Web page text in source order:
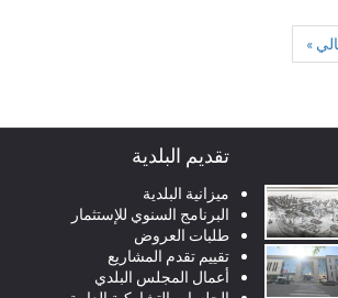
»
تقديم البلدية
ميزانية البلدية
البرنامج السنوي للإستثمار
طلبات العروض
تقييم تقدم المشاريع
أعمال المجلس البلدي